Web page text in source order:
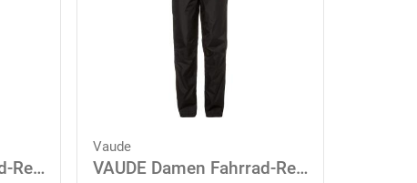
VAUDE Damen Fahrrad-Regenhose Fluid Pants
Vaude
VAUDE Damen Fahrrad-Regenhose Fluid Pants Black 40